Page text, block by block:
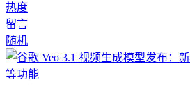
热度
留言
随机